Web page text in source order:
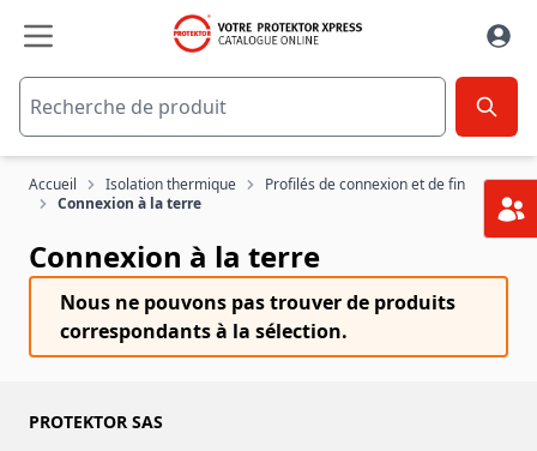
Accueil Isolation thermique
Profilés de connexion et de fin
Connexion à la terre
Connexion à la terre
Nous ne pouvons pas trouver de produits
correspondants à la sélection.
PROTEKTOR SAS